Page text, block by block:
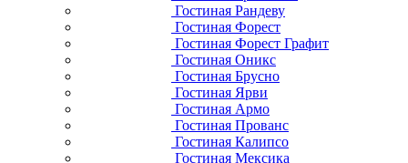
Гостиная Рандеву
Гостиная Форест
Гостиная Форест Графит
Гостиная Оникс
Гостиная Брусно
Гостиная Ярви
Гостиная Армо
Гостиная Прованс
Гостиная Калипсо
Гостиная Мексика